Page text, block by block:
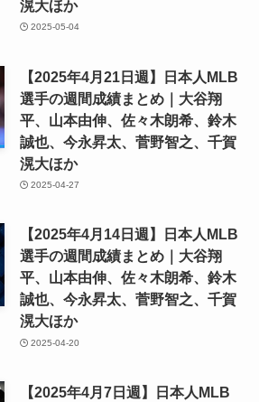
滉大ほか
2025-05-04
【2025年4月21日週】日本人MLB
選手の週間成績まとめ｜大谷翔
平、山本由伸、佐々木朗希、鈴木
誠也、今永昇太、菅野智之、千賀
滉大ほか
2025-04-27
【2025年4月14日週】日本人MLB
選手の週間成績まとめ｜大谷翔
平、山本由伸、佐々木朗希、鈴木
誠也、今永昇太、菅野智之、千賀
滉大ほか
2025-04-20
【2025年4月7日週】日本人MLB